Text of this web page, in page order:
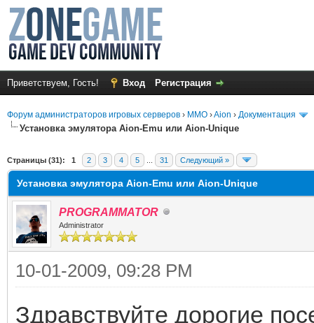
Приветствуем, Гость! Вход Регистрация
Форум администраторов игровых серверов › MMO ›Aion › Документация
Установка эмулятора Aion-Emu или Aion-Unique
Страницы (31): 1 2 3 4 5 31 Следующий »
Установка эмулятора Aion-Emu или Aion-Unique
PROGRAMMATOR
Administrator
10-01-2009, 09:28 PM
Здравствуйте дорогие